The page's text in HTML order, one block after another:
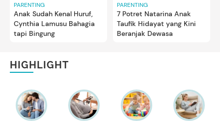
PARENTING
Anak Sudah Kenal Huruf,
Cynthia Lamusu Bahagia
tapi Bingung
PARENTING
7 Potret Natarina Anak
Taufik Hidayat yang Kini
Beranjak Dewasa
HIGHLIGHT